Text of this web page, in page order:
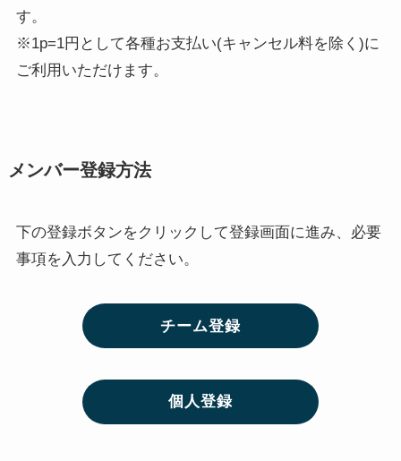
す。
※1p=1円として各種お支払い(キャンセル料を除く)に
ご利用いただけます。
メンバー登録方法
下の登録ボタンをクリックして登録画面に進み、必要
事項を入力してください。
チーム登録
個人登録